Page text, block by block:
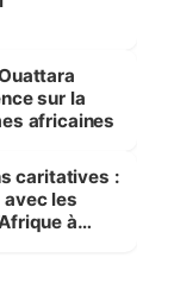
sur la
africaines
caritatives :
avec les
à